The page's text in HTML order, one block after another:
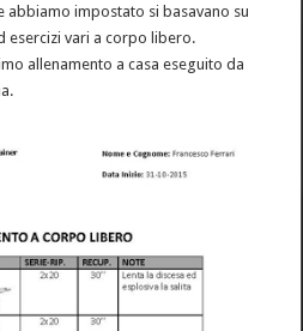
abbiamo impostato si basavano su
esercizi vari a corpo libero.
allenamento a casa eseguito da